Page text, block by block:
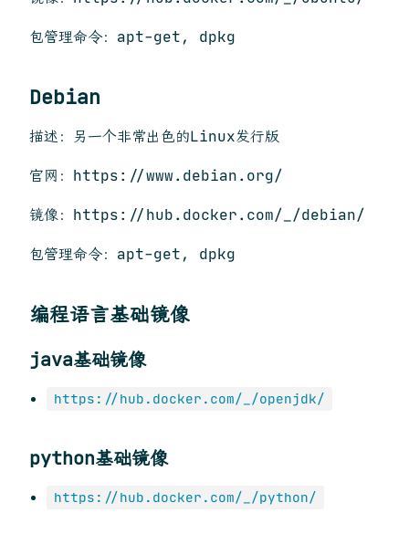
包管理命令：apt-get, dpkg
Debian
描述：另一个非常出色的Linux发行版
官网：https://www.debian.org/
镜像：https://hub.docker.com/_/debian/
包管理命令：apt-get, dpkg
编程语言基础镜像
java基础镜像
https://hub.docker.com/_/openjdk/
python基础镜像
https://hub.docker.com/_/python/